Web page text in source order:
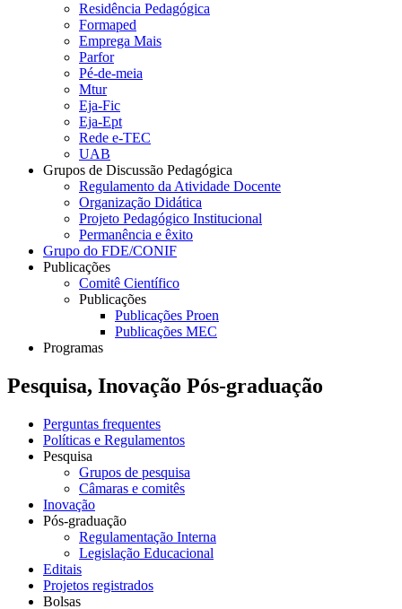
Residência Pedagógica
Formaped
Emprega Mais
Parfor
Pé-de-meia
Mtur
Eja-Fic
Eja-Ept
Rede e-TEC
UAB
Grupos de Discussão Pedagógica
Regulamento da Atividade Docente
Organização Didática
Projeto Pedagógico Institucional
Permanência e êxito
Grupo do FDE/CONIF
Publicações
Comitê Científico
Publicações
Publicações Proen
Publicações MEC
Programas
Pesquisa, Inovação Pós-graduação
Perguntas frequentes
Políticas e Regulamentos
Pesquisa
Grupos de pesquisa
Câmaras e comitês
Inovação
Pós-graduação
Regulamentação Interna
Legislação Educacional
Editais
Projetos registrados
Bolsas